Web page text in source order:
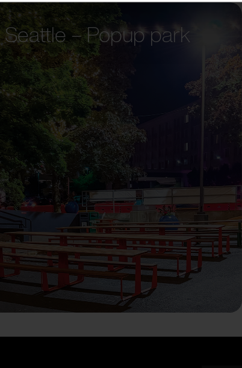
Seattle – Popup park